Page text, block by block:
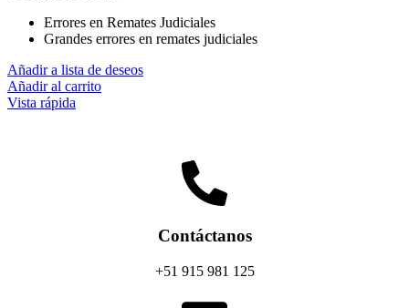
Errores en Remates Judiciales
Grandes errores en remates judiciales
Añadir a lista de deseos
Añadir al carrito
Vista rápida
Contáctanos
+51 915 981 125